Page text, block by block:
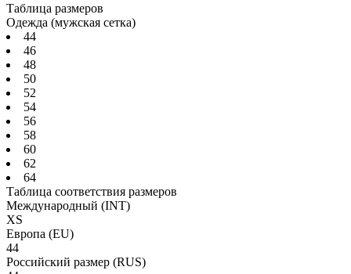
Таблица размеров
Одежда (мужская сетка)
44
46
48
50
52
54
56
58
60
62
64
Таблица соответствия размеров
Международный (INT)
XS
Европа (EU)
44
Российский размер (RUS)